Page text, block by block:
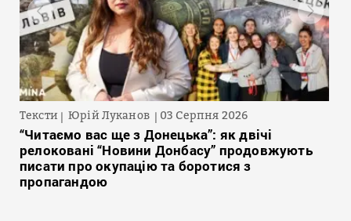
Тексти Юрій Луканов 03 Серпня 2026
“Читаємо вас ще з Донецька”: як двічі
релоковані “Новини Донбасу” продовжують
писати про окупацію та боротися з
пропагандою